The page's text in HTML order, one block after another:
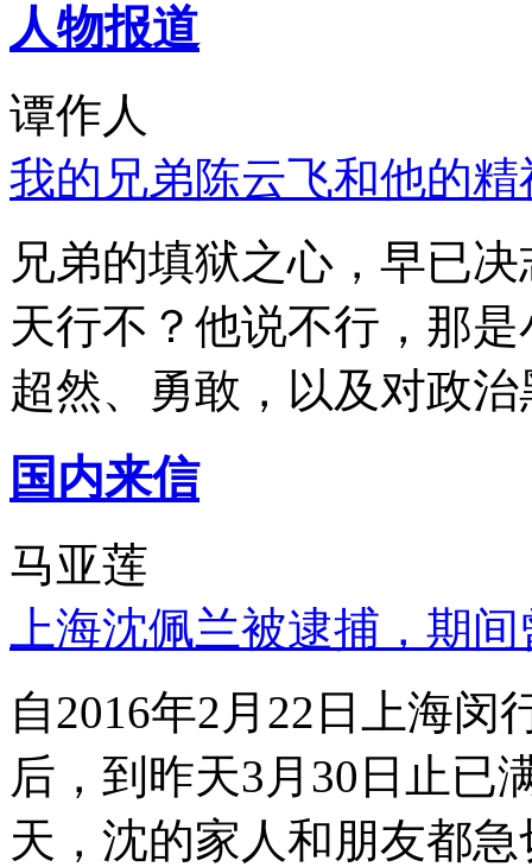
人物报道
谭作人
我的兄弟陈云飞和他的
兄弟的填狱之心，早已
天行不？他说不行，那
超然、勇敢，以及对政
国内来信
马亚莲
上海沈佩兰被逮捕，期
自2016年2月22日上海
后，到昨天3月30日止已
天，沈的家人和朋友都